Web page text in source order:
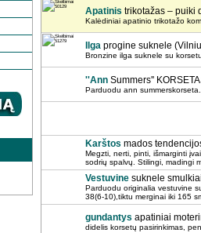
Apatinis trikotažas – puiki
Kalėdiniai apatinio trikotažo
Ilga progine suknele
Bronzine ilga suknele su
''Ann Summers''
Parduodu ann
Karštos mados
Megzti, nerti, pinti, išmarginti
sodrių spalvų. Stilingi, madingi
Vestuvine suknele
Parduodu originalia vestuvine
38(6-10),tiktu merginai iki 165
gundantys apatiniai
didelis korsetų pasirinkimas,